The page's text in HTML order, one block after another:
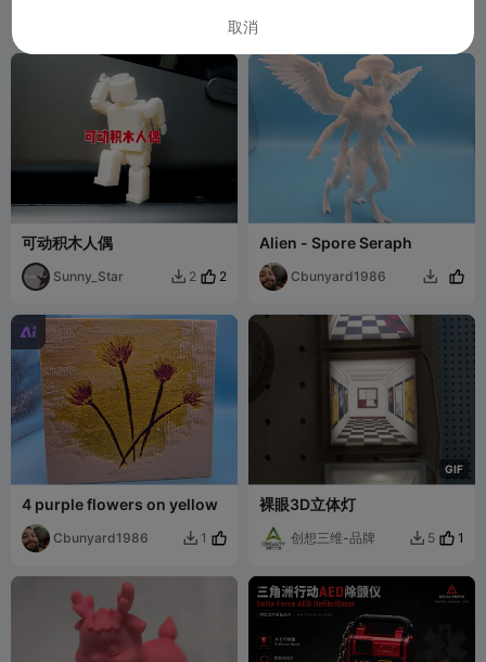
可动积木人偶
Sunny_Star  2 2
Alien - Spore Seraph
Cbunyard1986 

4 purple flowers on yellow
Cbunyard1986  1
GIF
裸眼3D立体灯
创想三维-品牌  5 1
取消